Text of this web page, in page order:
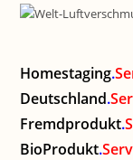
Homestaging.
Deutschland.
Fremdprodukt.
BioProdukt.